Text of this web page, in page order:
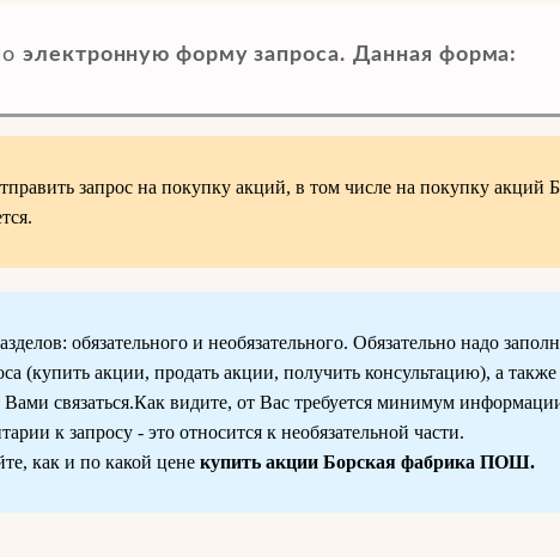
электронную форму запроса. Данная форма:
запрос на покупку акций, в том числе на покупку акций
обязательного и необязательного. Обязательно надо
(купить акции, продать акции, получить консультацию), а
связаться.Как видите, от Вас требуется минимум
к запросу - это относится к необязательной части.
как и по какой цене купить акции Борская фабрика ПОШ.